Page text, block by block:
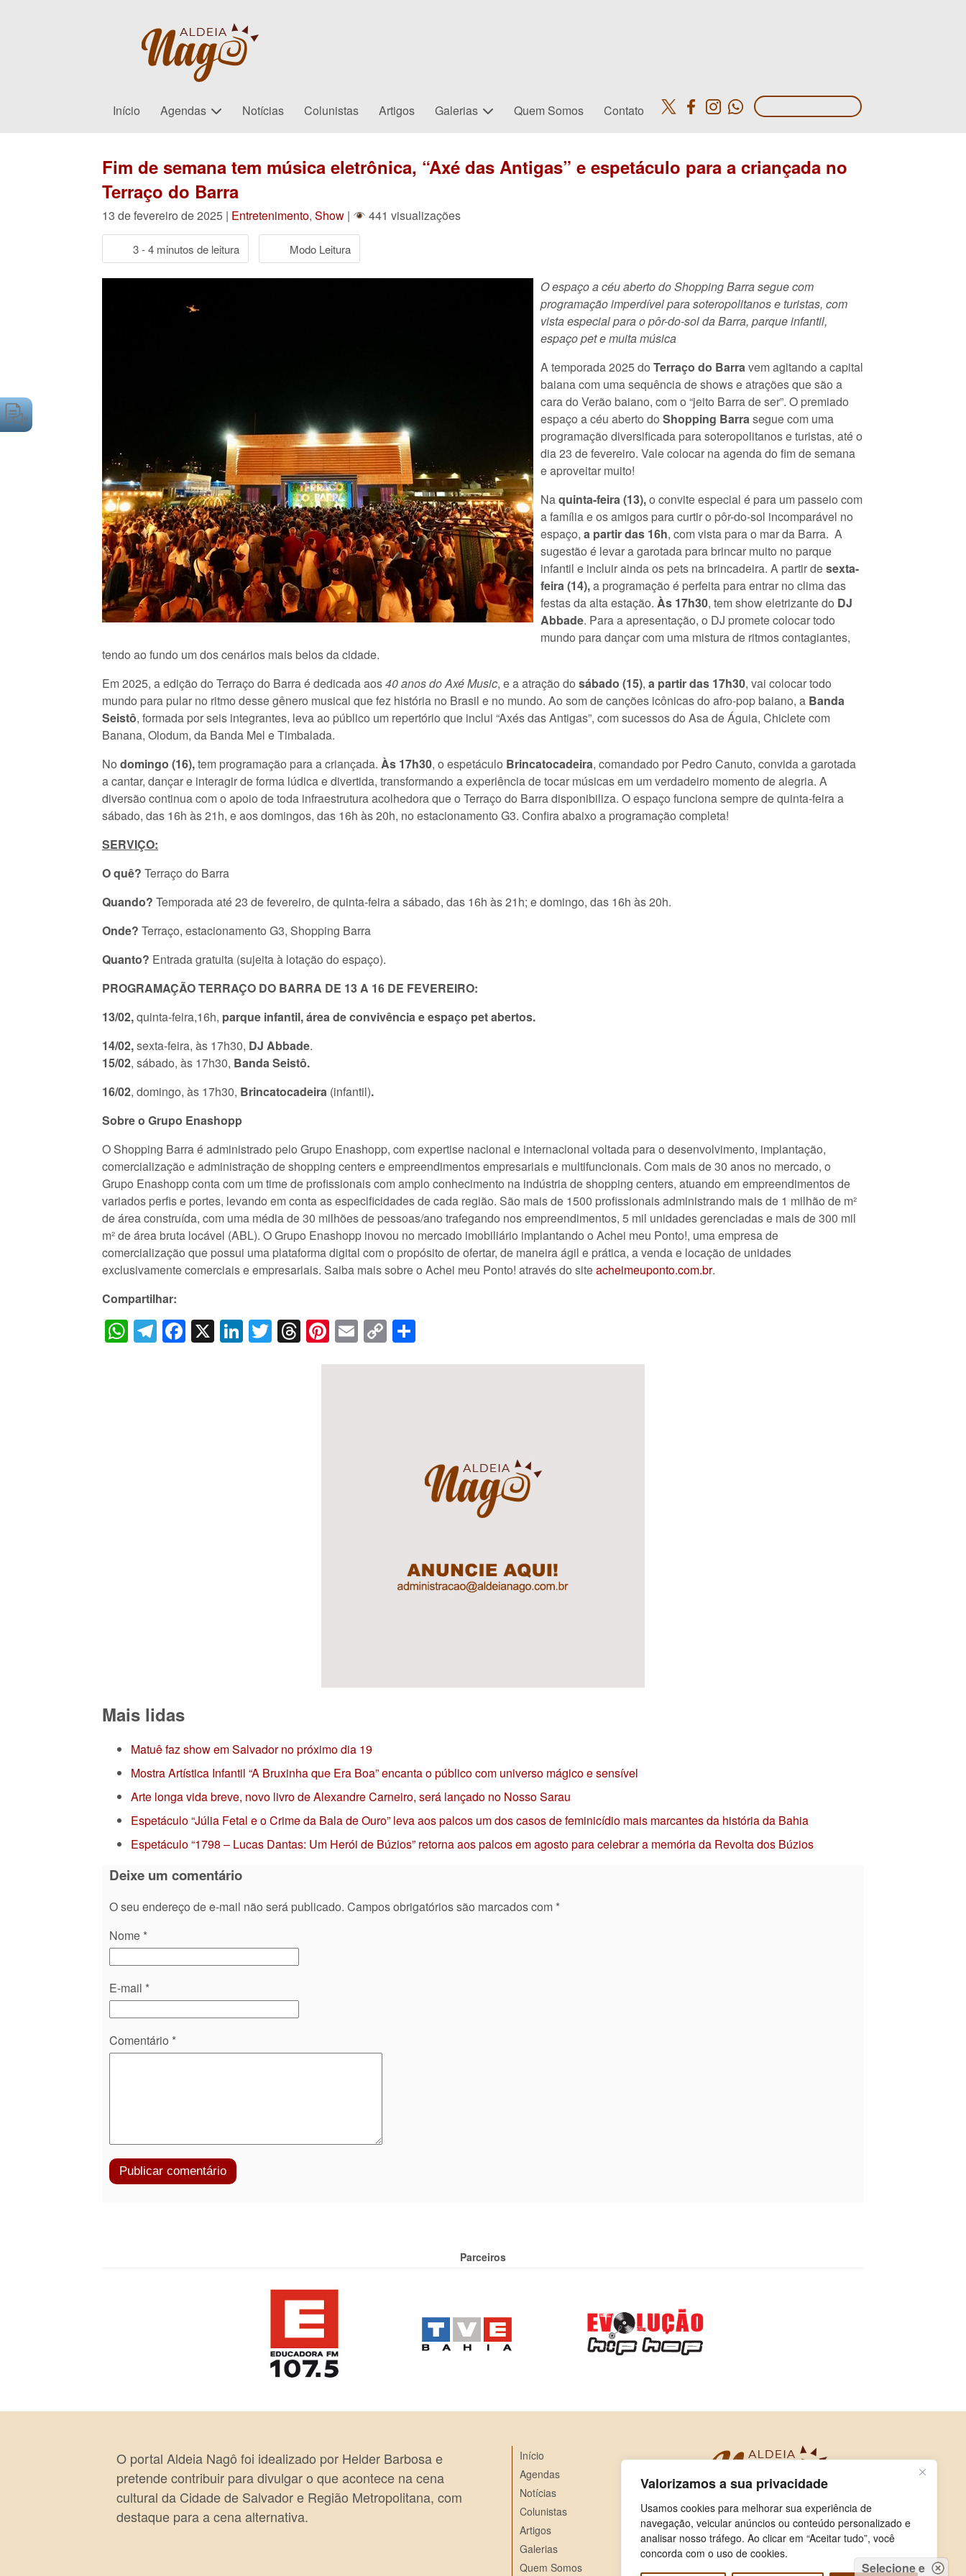
Valorizamos a sua privacidade
Usamos cookies para melhorar sua experiência de
navegação, veicular anúncios ou conteúdo personalizado e
analisar nosso tráfego. Ao clicar em “Aceitar tudo”, você
concorda com o uso de cookies.
Início Agendas Notícias Colunistas Artigos Galerias Quem Somos Contato
Fim de semana tem música eletrônica, “Axé das Antigas” e espetáculo para a criançada no
Terraço do Barra
13 de fevereiro de 2025 | Entretenimento, Show | 441 visualizações
3 - 4 minutos de leitura Modo Leitura
O espaço a céu aberto do Shopping Barra segue com
programação imperdível para soteropolitanos e turistas, com
vista especial para o pôr-do-sol da Barra, parque infantil,
espaço pet e muita música
A temporada 2025 do Terraço do Barravem agitando a capital
baiana com uma sequência de shows e atrações que são a
cara do Verão baiano, com o “jeito Barra de ser”. O premiado
espaço a céu aberto do Shopping Barrasegue com uma
programação diversificada para soteropolitanos e turistas, até o
dia 23 de fevereiro. Vale colocar na agenda do fim de semana
e aproveitar muito!
Naquinta-feira (13),o convite especial é para um passeio com
a família e os amigos para curtir o pôr-do-sol incomparável no
espaço, a partir das 16h, com vista para o mar da Barra. A
sugestão é levar a garotada para brincar muito no parque
infantil e incluir ainda os pets na brincadeira. A partir desexta-
feira (14),a programação é perfeita para entrar no clima das
festas da alta estação. Às 17h30, tem show eletrizante do DJ
Abbade. Para a apresentação, o DJ promete colocar todo
mundo para dançar com uma mistura de ritmos contagiantes,
tendo ao fundo um dos cenários mais belos da cidade.
Em 2025, a edição do Terraço do Barra é dedicada aos40 anos do Axé Music, e a atração do sábado (15), a partir das 17h30, vai colocar todo
mundo para pular no ritmo desse gênero musical que fez história no Brasil e no mundo. Ao som de canções icônicas do afro-pop baiano, a Banda
Seistô, formada por seis integrantes, leva ao público um repertório que inclui “Axés das Antigas”, com sucessos do Asa de Águia, Chiclete com
Banana, Olodum, da Banda Mel e Timbalada.
No domingo (16),tem programação para a criançada. Às 17h30, o espetáculo Brincatocadeira, comandado por Pedro Canuto, convida a garotada
a cantar, dançar e interagir de forma lúdica e divertida, transformando a experiência de tocar músicas em um verdadeiro momento de alegria. A
diversão continua com o apoio de toda infraestrutura acolhedora que o Terraço do Barra disponibiliza. O espaço funciona sempre de quinta-feira a
sábado, das 16h às 21h, e aos domingos, das 16h às 20h, no estacionamento G3. Confira abaixo a programação completa!
SERVIÇO:
O quê? Terraço do Barra
Quando? Temporada até 23 de fevereiro, de quinta-feira a sábado, das 16h às 21h; e domingo, das 16h às 20h.
Onde? Terraço, estacionamento G3, Shopping Barra
Quanto? Entrada gratuita (sujeita à lotação do espaço).
PROGRAMAÇÃO TERRAÇO DO BARRA DE 13 A 16 DE FEVEREIRO:
13/02,quinta-feira,16h, parque infantil, área de convivência e espaço pet abertos.
14/02,sexta-feira, às 17h30, DJ Abbade.
15/02, sábado, às 17h30, Banda Seistô.
16/02, domingo, às 17h30, Brincatocadeira (infantil).
Sobre o Grupo Enashopp
O Shopping Barra é administrado pelo Grupo Enashopp, com expertise nacional e internacional voltada para o desenvolvimento, implantação,
comercialização e administração de shopping centers e empreendimentos empresariais e multifuncionais. Com mais de 30 anos no mercado, o
Grupo Enashopp conta com um time de profissionais com amplo conhecimento na indústria de shopping centers, atuando em empreendimentos de
variados perfis e portes, levando em conta as especificidades de cada região. São mais de 1500 profissionais administrando mais de 1 milhão de m²
de área construída, com uma média de 30 milhões de pessoas/ano trafegando nos empreendimentos, 5 mil unidades gerenciadas e mais de 300 mil
m² de área bruta locável (ABL). O Grupo Enashopp inovou no mercado imobiliário implantando o Achei meu Ponto!, uma empresa de
comercialização que possui uma plataforma digital com o propósito de ofertar, de maneira ágil e prática, a venda e locação de unidades
exclusivamente comerciais e empresariais. Saiba mais sobre o Achei meu Ponto! através do siteacheimeuponto.com.br.
Compartilhar:
WhatsApp
Telegram
Facebook
X LinkedIn
Twitter
Threads
Pinterest
Email
Copy
Link
Mais lidas
Matuê faz show em Salvador no próximo dia 19
Mostra Artística Infantil “A Bruxinha que Era Boa” encanta o público com universo mágico e sensível
Arte longa vida breve, novo livro de Alexandre Carneiro, será lançado no Nosso Sarau
Espetáculo “Júlia Fetal e o Crime da Bala de Ouro” leva aos palcos um dos casos de feminicídio mais marcantes da história da Bahia
Espetáculo “1798 – Lucas Dantas: Um Herói de Búzios” retorna aos palcos em agosto para celebrar a memória da Revolta dos Búzios
Deixe um comentário
O seu endereço de e-mail não será publicado. Campos obrigatórios são marcados com *
Nome *
E-mail *
Comentário *
Parceiros
O portal Aldeia Nagô foi idealizado por Helder Barbosa e
pretende contribuir para divulgar o que acontece na cena
cultural da Cidade de Salvador e Região Metropolitana, com
destaque para a cena alternativa.
Início
Agendas
Notícias
Colunistas
Artigos
Galerias
Quem Somos
Selecione e